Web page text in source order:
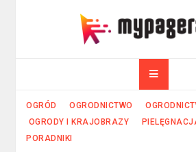
OGRÓD OGRODNICTWO
OGRODY I KRAJOBRAZY
PORADNIKI